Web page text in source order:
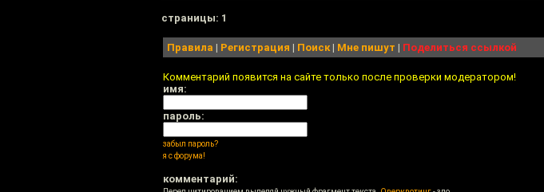
cтраницы: 1
Правила | Регистрация | Поиск| Мне пишут | Поделиться ссылкой
Комментарий появится на сайте только после проверки модератором!
имя:
пароль:
забыл пароль?
я с форума!
комментарий: